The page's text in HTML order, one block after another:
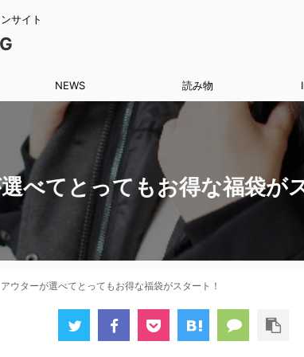
サイト
NEWS 読み物
べてとってもお得な福袋が
アウターが選べてとってもお得な福袋がスタート！